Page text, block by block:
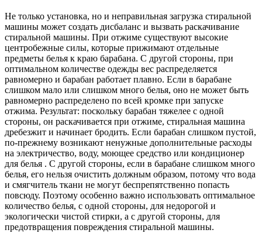
Не только установка, но и неправильная загрузка стиральной
машины может создать дисбаланс и вызвать раскачивание
стиральной машины. При отжиме существуют высокие
центробежные силы, которые прижимают отдельные
предметы белья к краю барабана. С другой стороны, при
оптимальном количестве одежды вес распределяется
равномерно и барабан работает плавно. Если в барабане
слишком мало или слишком много белья, оно не может быть
равномерно распределено по всей кромке при запуске
отжима. Результат: поскольку барабан тяжелее с одной
стороны, он раскачивается при отжиме, стиральная машина
дребезжит и начинает бродить. Если барабан слишком пустой,
по-прежнему возникают ненужные дополнительные расходы
на электричество, воду, моющее средство или кондиционер
для белья . С другой стороны, если в барабане слишком много
белья, его нельзя очистить должным образом, потому что вода
и смягчитель ткани не могут беспрепятственно попасть
повсюду. Поэтому особенно важно использовать оптимальное
количество белья, с одной стороны, для недорогой и
экологически чистой стирки, а с другой стороны, для
предотвращения повреждения стиральной машины.